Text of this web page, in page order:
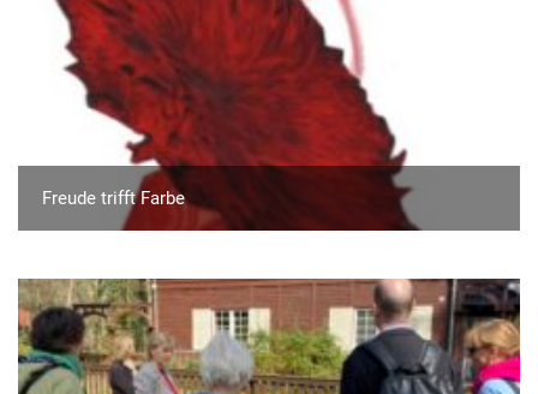
Freude trifft Farbe